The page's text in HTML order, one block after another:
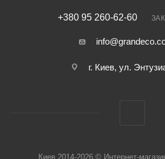
+380 95 260-62-60
г. Киев, ул.
Киев 2014-2026 © Интернет-